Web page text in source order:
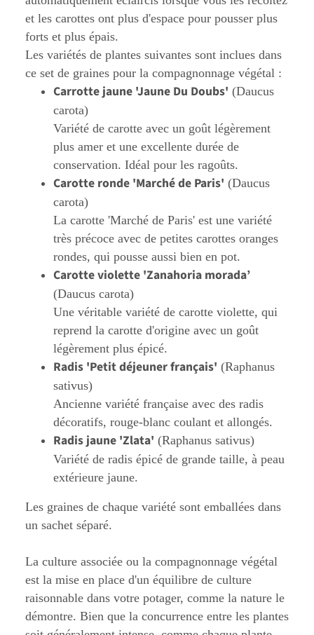
et les carottes ont plus d'espace pour pousser plus
forts et plus épais.
Les variétés de plantes suivantes sont inclues dans
ce set de graines pour la compagnonnage végétal :
Carrotte jaune 'Jaune Du Doubs' (Daucus
carota)
Variété de carotte avec un goût légèrement
plus amer et une excellente durée de
conservation. Idéal pour les ragoûts.
Carotte ronde 'Marché de Paris' (Daucus
carota)
La carotte 'Marché de Paris' est une variété
très précoce avec de petites carottes oranges
rondes, qui pousse aussi bien en pot.
Carotte violette 'Zanahoria morada’
(Daucus carota)
Une véritable variété de carotte violette, qui
reprend la carotte d'origine avec un goût
légèrement plus épicé.
Radis 'Petit déjeuner français' (Raphanus
sativus)
Ancienne variété française avec des radis
décoratifs, rouge-blanc coulant et allongés.
Radis jaune 'Zlata' (Raphanus sativus)
Variété de radis épicé de grande taille, à peau
extérieure jaune.
Les graines de chaque variété sont emballées dans
un sachet séparé.
La culture associée ou la compagnonnage végétal
est la mise en place d'un équilibre de culture
raisonnable dans votre potager, comme la nature le
démontre. Bien que la concurrence entre les plantes